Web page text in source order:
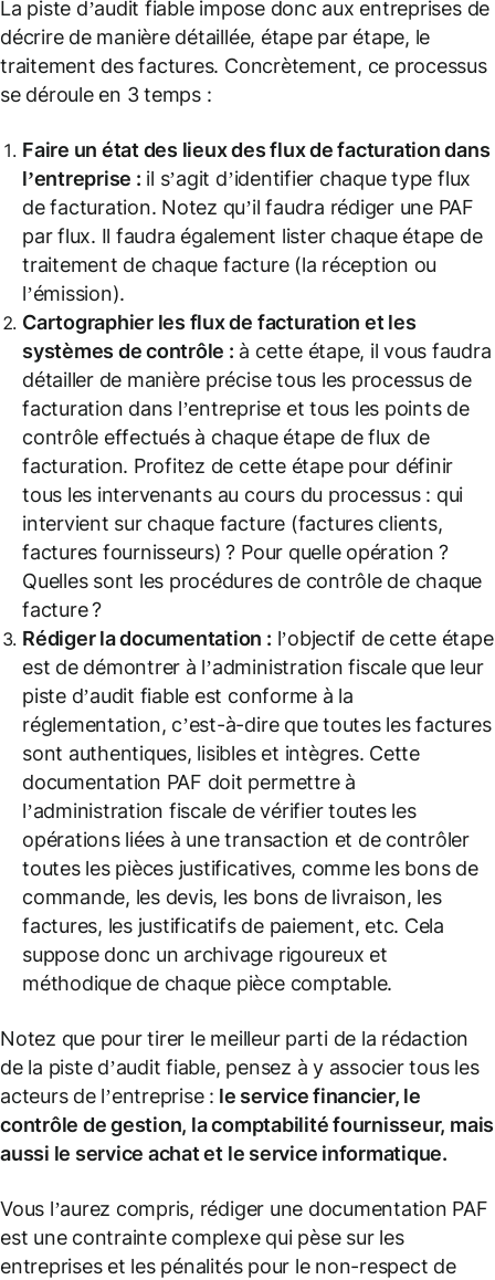
La piste d’audit fiable impose donc aux entreprises de
décrire de manière détaillée, étape par étape, le
traitement des factures. Concrètement, ce processus
se déroule en 3 temps :
Faire un état des lieux des flux de facturation dans
l’entreprise : il s’agit d’identifier chaque type flux
de facturation. Notez qu’il faudra rédiger une PAF
par flux. Il faudra également lister chaque étape de
traitement de chaque facture (la réception ou
l’émission).
Cartographier les flux de facturation et les
systèmes de contrôle : à cette étape, il vous faudra
détailler de manière précise tous les processus de
facturation dans l’entreprise et tous les points de
contrôle effectués à chaque étape de flux de
facturation. Profitez de cette étape pour définir
tous les intervenants au cours du processus : qui
intervient sur chaque facture (factures clients,
factures fournisseurs) ? Pour quelle opération ?
Quelles sont les procédures de contrôle de chaque
facture ?
Rédiger la documentation : l’objectif de cette étape
est de démontrer à l’administration fiscale que leur
piste d’audit fiable est conforme à la
réglementation, c’est-à-dire que toutes les factures
sont authentiques, lisibles et intègres. Cette
documentation PAF doit permettre à
l’administration fiscale de vérifier toutes les
opérations liées à une transaction et de contrôler
toutes les pièces justificatives, comme les bons de
commande, les devis, les bons de livraison, les
factures, les justificatifs de paiement, etc. Cela
suppose donc un archivage rigoureux et
méthodique de chaque pièce comptable.
Notez que pour tirer le meilleur parti de la rédaction
de la piste d’audit fiable, pensez à y associer tous les
acteurs de l’entreprise : le service financier, le
contrôle de gestion, la comptabilité fournisseur, mais
aussi le service achat et le service informatique.
Vous l’aurez compris, rédiger une documentation PAF
est une contrainte complexe qui pèse sur les
entreprises et les pénalités pour le non-respect de